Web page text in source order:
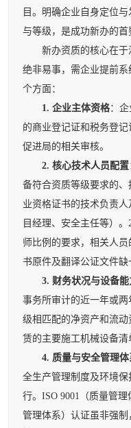
目。明确企业自身定位
与等级，是成功新办的首
新办资质的核心在于
绝非易事，需企业提前
个方面：
1. 企业主体资格：企
的商业登记证和税务登
促进局的相关审核。
2. 核心技术人员配置
备符合资质等级要求的
业资格证书的技术负责
目经理、安全主任等）
师比例的要求，相关人
书原件及翻译公证文件缺
3. 财务状况与设备能
事务所审计的近一年或
级相匹配的净资产和流
赁的主要施工机械设备清
4. 质量与安全管理体
全生产管理制度及环境
行。ISO 9001（质量管
管理体系）认证虽非强